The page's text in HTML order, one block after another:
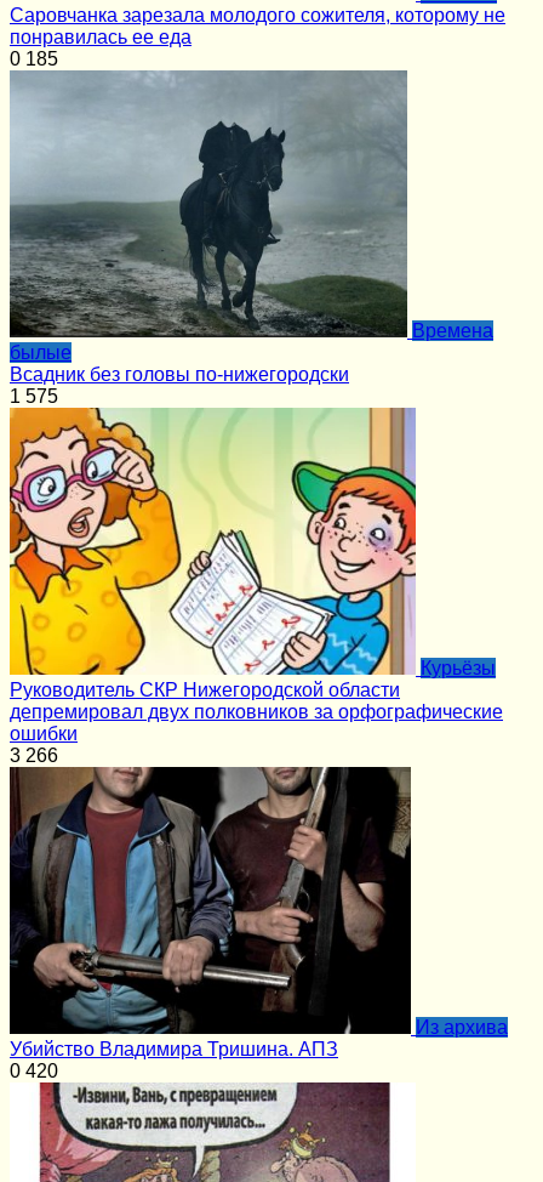
Саровчанка зарезала молодого сожителя, которому не
понравилась ее еда
0 185
Времена
былые
Всадник без головы по-нижегородски
1 575
Курьёзы
Руководитель СКР Нижегородской области
депремировал двух полковников за орфографические
ошибки
3 266
Из архива
Убийство Владимира Тришина. АПЗ
0 420